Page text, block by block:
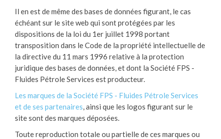
Il en est de même des bases de données figurant, le cas
échéant sur le site web qui sont protégées par les
dispositions de la loi du 1er juillet 1998 portant
transposition dans le Code de la propriété intellectuelle de
la directive du 11 mars 1996 relative à la protection
juridique des bases de données, et dont la Société FPS -
Fluides Pétrole Services est producteur.
Les marques de la Société FPS - Fluides Pétrole Services
et de ses partenaires, ainsi que les logos figurant sur le
site sont des marques déposées.
Toute reproduction totale ou partielle de ces marques ou